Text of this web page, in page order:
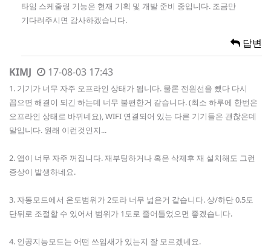
타임 스케줄링 기능은 현재 기획 및 개발 준비 중입니다. 조금만
기다려주시면 감사하겠습니다.
답변
KIMJ 17-08-03 17:43
1. 기기가 너무 자주 오프라인 상태가 됩니다. 물론 전원선을 뺐다 다시
꼽으면 해결이 되긴 하는데 너무 불편한거 같습니다. (최소 하루에 한번은
오프라인 상태로 바뀌네요), WIFI 연결되어 있는 다른 기기들은 괜찮은데
말입니다. 원래 이런것인지...
2. 앱이 너무 자주 꺼집니다. 재부팅하거나 혹은 삭제후 재 설치해도 그런
증상이 발생하네요.
3. 자동모드에서 온도범위가 2도라 너무 넓은거 같습니다. 상/하단 0.5도
단뒤로 조절할 수 있어서 범위가 1도로 줄어들었으면 좋겠습니다.
4. 인공지능모드는 어떤 쓰임새가 있는지 잘 모르겠네요.